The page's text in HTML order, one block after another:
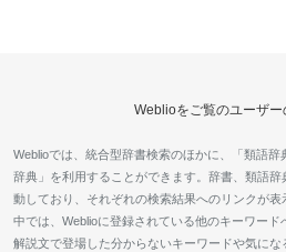
Weblioをご覧のユーザ
Weblioでは、統合型辞書検索のほかに、「類語
辞典」を利用することができます。辞書、類語
動しており、それぞれの検索結果へのリンクが
中では、Weblioに登録されている他のキーワード
解説文で登場した分からないキーワードや気に